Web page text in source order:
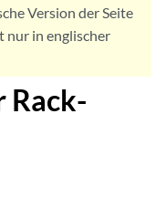
Version der Seite
nur in englischer
Rack-